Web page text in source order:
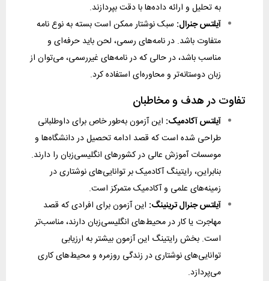
به تحلیل و ارائه داده‌ها با دقت بپردازند.
آیلتس جنرال: سبک نوشتار ممکن است بسته به نوع نامه
متفاوت باشد. در نامه‌های رسمی، لحن باید حرفه‌ای و
مناسب باشد، در حالی که در نامه‌های غیررسمی، می‌توان از
زبان دوستانه‌تر و محاوره‌ای استفاده کرد.
تفاوت در هدف و مخاطبان
آیلتس آکادمیک: این آزمون به‌طور خاص برای داوطلبانی
طراحی شده است که قصد ادامه تحصیل در دانشگاه‌ها و
موسسات آموزش عالی در کشورهای انگلیسی‌زبان را دارند.
بنابراین، رایتینگ آکادمیک بر توانایی‌های نوشتاری در
زمینه‌های علمی و آکادمیک متمرکز است.
آیلتس جنرال ترینینگ: این آزمون برای افرادی که قصد
مهاجرت یا کار در محیط‌های انگلیسی‌زبان دارند، مناسب‌تر
است. بخش رایتینگ این آزمون بیشتر به ارزیابی
توانایی‌های نوشتاری در زندگی روزمره و محیط‌های کاری
می‌پردازد.